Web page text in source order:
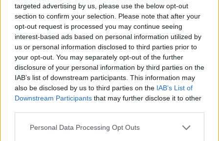
targeted advertising by us, please use the below opt-out
section to confirm your selection. Please note that after your
opt-out request is processed you may continue seeing
interest-based ads based on personal information utilized by
us or personal information disclosed to third parties prior to
your opt-out. You may separately opt-out of the further
disclosure of your personal information by third parties on the
IAB’s list of downstream participants. This information may
also be disclosed by us to third parties on the IAB’s List of
Downstream Participants that may further disclose it to other
Please note that this website/app uses one or more Google
Personal Data Processing Opt Outs
Κόσμος|28.06.2026 15:31
Τραγωδία στη Γαλλία: Συντριβή
αεροσκάφους με αλεξιπτωτιστές -